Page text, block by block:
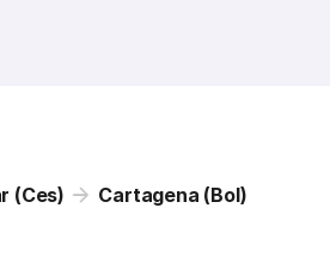
(Ces) Cartagena (Bol)